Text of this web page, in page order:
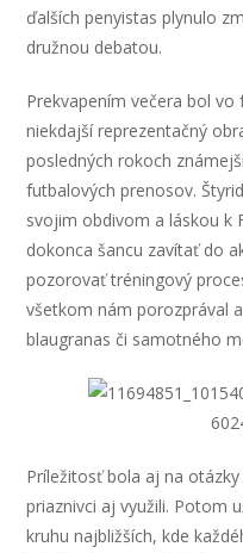
ďalších penyistas plynulo
družnou debatou.
Prekvapením večera bol
niekdajší reprezentačný
posledných rokoch
futbalových prenosov.
svojim obdivom a láskou k
dokonca šancu zavítať do
pozorovať tréningový
všetkom nám porozprával
blaugranas či samotného
Príležitosť bola aj na
priaznivci aj využili. Potom
kruhu najbližších, kde